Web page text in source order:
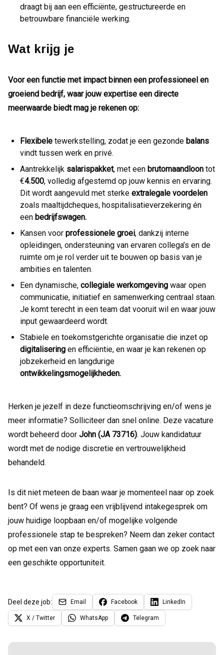
draagt bij aan een efficiënte, gestructureerde en
betrouwbare financiële werking.
Wat krijg je
Voor een functie met impact binnen een professioneel en
groeiend bedrijf, waar jouw expertise een directe
meerwaarde biedt mag je rekenen op:
Flexibele tewerkstelling, zodat je een gezonde balans
vindt tussen werk en privé.
Aantrekkelijk salarispakket, met een brutomaandloon tot
€4.500, volledig afgestemd op jouw kennis en ervaring.
Dit wordt aangevuld met sterke extralegale voordelen
zoals maaltijdcheques, hospitalisatieverzekering én
een bedrijfswagen.
Kansen voor professionele groei, dankzij interne
opleidingen, ondersteuning van ervaren collega’s en de
ruimte om je rol verder uit te bouwen op basis van je
ambities en talenten.
Een dynamische, collegiale werkomgeving waar open
communicatie, initiatief en samenwerking centraal staan.
Je komt terecht in een team dat vooruit wil en waar jouw
input gewaardeerd wordt.
Stabiele en toekomstgerichte organisatie die inzet op
digitalisering en efficiëntie, en waar je kan rekenen op
jobzekerheid en langdurige
ontwikkelingsmogelijkheden.
Herken je jezelf in deze functieomschrijving en/of wens je
meer informatie? Solliciteer dan snel online. Deze vacature
wordt beheerd door John (JA 73716). Jouw kandidatuur
wordt met de nodige discretie en vertrouwelijkheid
behandeld.
Is dit niet meteen de baan waar je momenteel naar op zoek
bent? Of wens je graag een vrijblijvend intakegesprek om
jouw huidige loopbaan en/of mogelijke volgende
professionele stap te bespreken? Neem dan zeker contact
op met een van onze experts. Samen gaan we op zoek naar
een geschikte opportuniteit.
Deel deze job: Email Facebook LinkedIn
X / Twitter WhatsApp Telegram